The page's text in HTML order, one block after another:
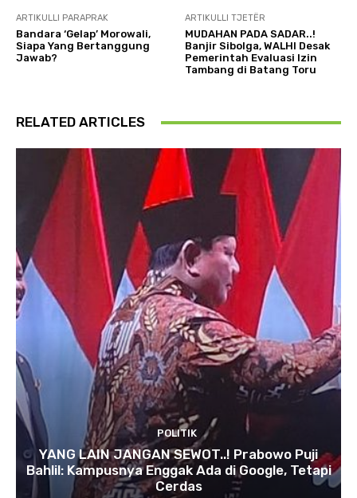
ARTIKULLI PARAPRAK
Bandara ‘Gelap’ Morowali,
Siapa Yang Bertanggung
Jawab?
ARTIKULLI TJETËR
MUDAHAN PADA SADAR..!
Banjir Sibolga, WALHI Desak
Pemerintah Evaluasi Izin
Tambang di Batang Toru
RELATED ARTICLES
POLITIK
YANG LAIN JANGAN SEWOT..! Prabowo Puji
Bahlil: Kampusnya Enggak Ada di Google, Tetapi
Cerdas